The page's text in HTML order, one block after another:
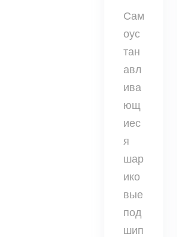
Сам
оус
тан
авл
ива
ющ
иес
я
шар
ико
вые
под
шип